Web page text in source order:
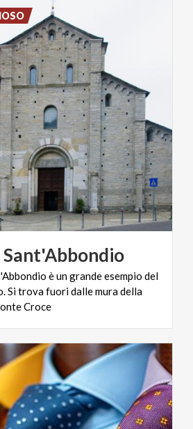
Sant'Abbondio
è un grande esempio del
Si trova fuori dalle mura della
Croce